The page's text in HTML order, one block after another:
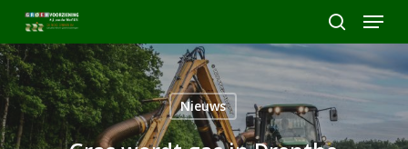
Skip
main
content
search
Menu
Nieuws
Close
Menu